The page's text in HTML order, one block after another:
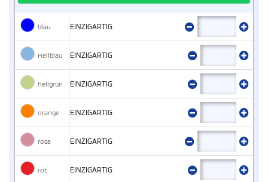
blau EINZIGARTIG
Hellblau EINZIGARTIG
hellgrün EINZIGARTIG
orange EINZIGARTIG
rosa EINZIGARTIG
rot EINZIGARTIG